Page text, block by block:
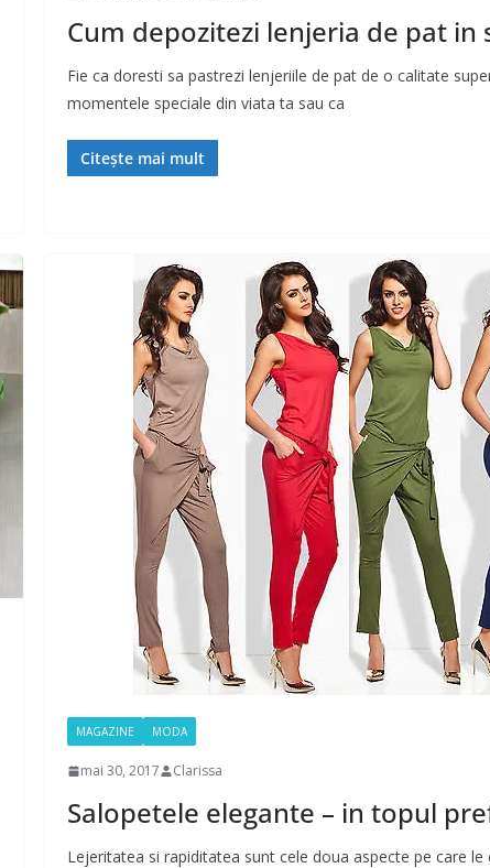
Cum depozitezi lenjeria de pat in
Fie ca doresti sa pastrezi lenjeriile de pat de o calitate
momentele speciale din viata ta sau ca
Citește mai mult
MAGAZINE MODA
mai 30, 2017 Clarissa
Salopetele elegante – in topul
Lejeritatea si rapiditatea sunt cele doua aspecte pe care le